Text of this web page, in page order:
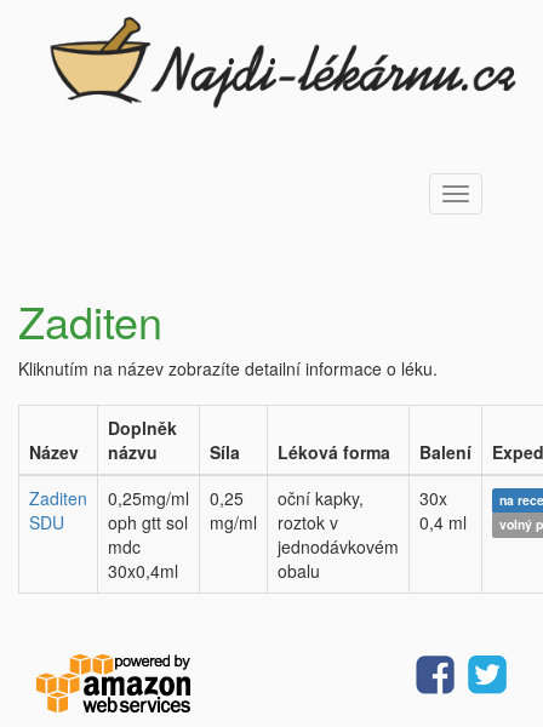
Toggle
navigation
Zaditen
Kliknutím na název zobrazíte detailní informace o léku.
Název
Doplněk
názvu
Síla Léková forma Balení
Zaditen
SDU
0,25mg/ml
oph gtt sol
mdc
30x0,4ml
0,25
mg/ml
oční kapky,
roztok v
jednodávkovém
obalu
30x
0,4 ml
na
volný